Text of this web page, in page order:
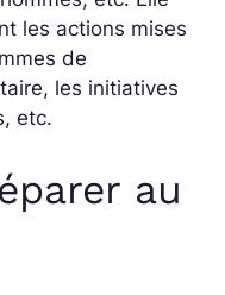
les actions mises
de
les initiatives
etc.
au